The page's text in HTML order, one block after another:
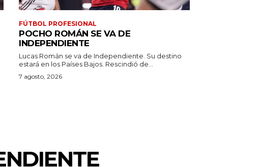
FÚTBOL PROFESIONAL
POCHO ROMÁN SE VA DE
INDEPENDIENTE
Lucas Román se va de Independiente. Su destino
estará en los Países Bajos. Rescindió de...
7 agosto, 2026